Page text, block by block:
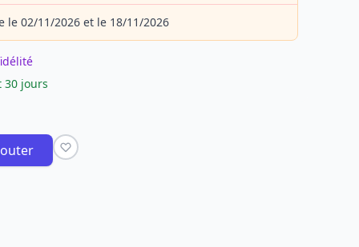
le 02/11/2026 et le 18/11/2026
30 jours